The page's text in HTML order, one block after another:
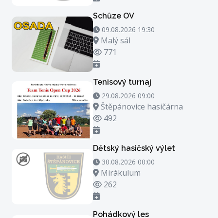
Schůze OV
09.08.2026 19:30 - 09.08.2026 20:30
09.08.2026 19:30
Místo konání
Malý sál
Počet zhlédnutí
771
Tenisový turnaj
29.08.2026 09:00 - 29.08.2026 23:00
29.08.2026 09:00
Místo konání
Štěpánovice hasičárna
Počet zhlédnutí
492
Dětský hasičský výlet
30.08.2026 00:00 - 30.08.2026 21:00
30.08.2026 00:00
Místo konání
Mirákulum
Počet zhlédnutí
262
Pohádkový les